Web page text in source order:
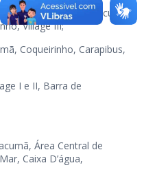
Amor, Principal de Jacumã,
Village III;
Coqueirinho, Carapibus,
I e II, Barra de
Área Central de
Caixa D’água,